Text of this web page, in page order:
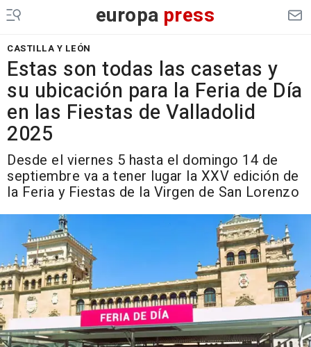
europa press
CASTILLA Y LEÓN
Estas son todas las casetas y
su ubicación para la Feria de Día
en las Fiestas de Valladolid
2025
Desde el viernes 5 hasta el domingo 14 de
septiembre va a tener lugar la XXV edición de
la Feria y Fiestas de la Virgen de San Lorenzo